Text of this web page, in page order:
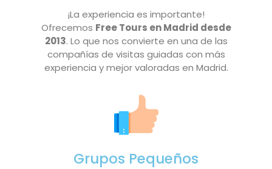
¡La experiencia es importante!
Ofrecemos Free Tours en Madrid desde
2013. Lo que nos convierte en una de las
compañías de visitas guiadas con más
experiencia y mejor valoradas en Madrid.
Grupos Pequeños